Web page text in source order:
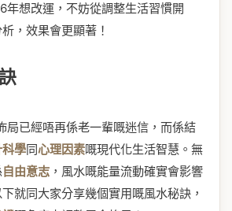
年想改運，不妨從調整生活習慣開
，效果會更顯著！
局已經唔再係老一輩嘅迷信，而係結
學同心理因素嘅現代化生活智慧。無
自由意志 ，風水嘅能量流動確實會影響
就同大家分享幾個實用嘅風水秘訣，